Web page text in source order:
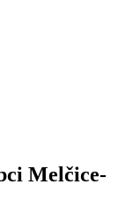
Melčice-